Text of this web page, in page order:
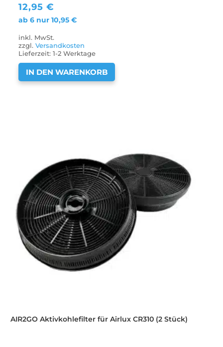
12,95€
ab 6 nur10,95€
inkl. MwSt.
zzgl.Versandkosten
Lieferzeit:1-2 Werktage
IN DEN WARENKORB
AIR2GO Aktivkohlefilter für Airlux CR310 (2 Stück)